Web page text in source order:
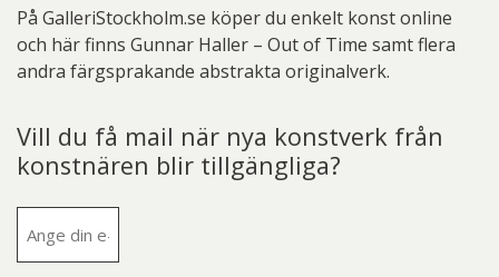
På GalleriStockholm.se köper du enkelt konst online
och här finns Gunnar Haller – Out of Time samt flera
andra färgsprakande abstrakta originalverk.
Vill du få mail när nya konstverk från
konstnären blir tillgängliga?